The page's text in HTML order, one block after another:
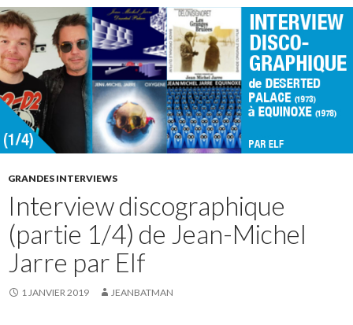
GRANDES INTERVIEWS
Interview discographique
(partie 1/4) de Jean-Michel
Jarre par Elf
1 JANVIER 2019 JEANBATMAN